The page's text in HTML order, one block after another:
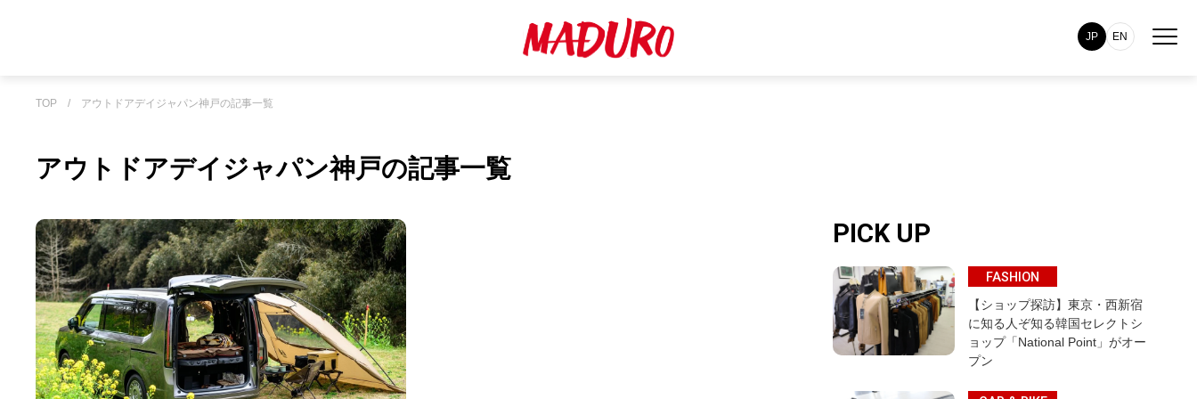
JP EN
TOP / アウトドアデイジャパン神戸の記事一覧
アウトドアデイジャパン神戸の記事一覧
PICK UP
FASHION
【ショップ探訪】東京・西新宿
に知る人ぞ知る韓国セレクトシ
ョップ「National Point」がオー
プン